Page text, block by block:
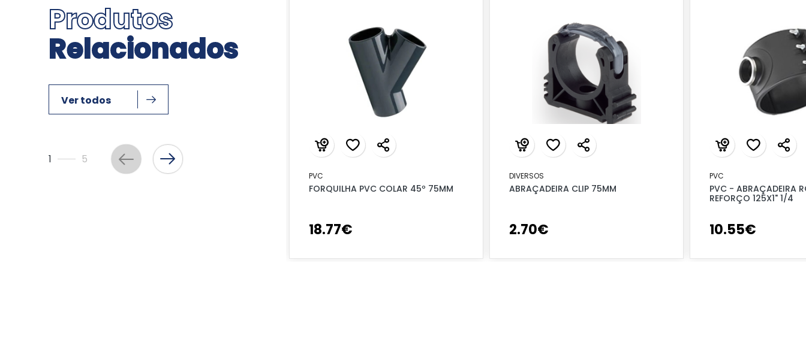
Produtos
Relacionados
Ver todos
1 5
PVC
FORQUILHA PVC COLAR 45º 75MM
18.77€
DIVERSOS
ABRAÇADEIRA CLIP 75MM
2.70€
PVC
PVC - ABRAÇADEIRA
REFORÇO 125X1" 1/4
10.55€